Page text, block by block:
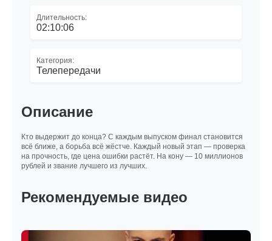
Длительность:
02:10:06
Категория:
Телепередачи
Описание
Кто выдержит до конца? С каждым выпуском финал становится
всё ближе, а борьба всё жёстче. Каждый новый этап — проверка
на прочность, где цена ошибки растёт. На кону — 10 миллионов
рублей и звание лучшего из лучших.
Рекомендуемые видео